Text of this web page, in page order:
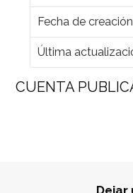
Fecha de creación
Última
CUENTA
Dejar